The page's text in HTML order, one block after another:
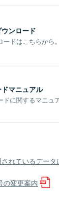
ンロード
ドはこちらから
マニュアル
に関するマニュ
れているデータ
の変更案内